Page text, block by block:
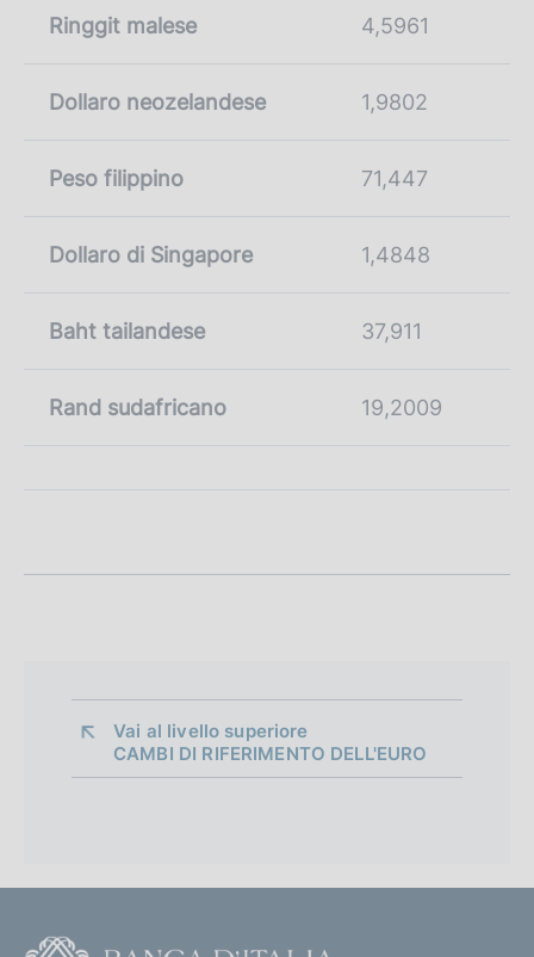
Ringgit malese 4,5961
Dollaro neozelandese 1,9802
Peso filippino 71,447
Dollaro di Singapore 1,4848
Baht tailandese 37,911
Rand sudafricano 19,2009
Vai al livello superiore
CAMBI DI RIFERIMENTO DELL'EURO